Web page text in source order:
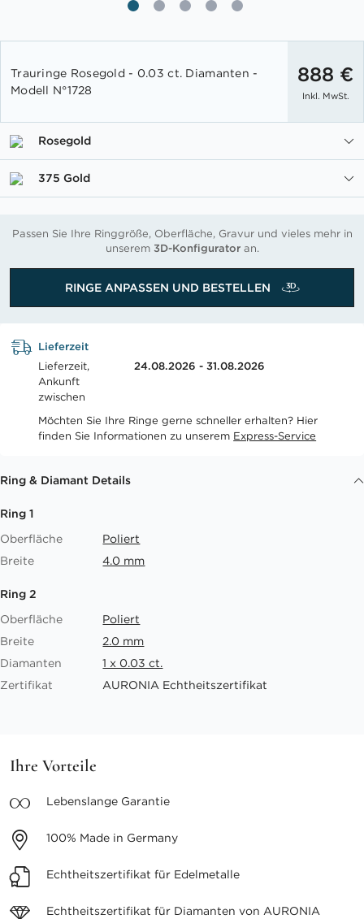
der
Bildgalerie
Trauringe Rosegold - 0.03 ct. Diamanten -
Modell N°1728
888 €
Inkl. MwSt.
Rosegold
375 Gold
Passen Sie Ihre Ringgröße, Oberfläche, Gravur und vieles mehr in
unserem 3D-Konfiguratoran.
RINGE ANPASSEN UND BESTELLEN
Lieferzeit
Lieferzeit,
Ankunft
zwischen
24.08.2026 - 31.08.2026
Möchten Sie Ihre Ringe gerne schneller erhalten? Hier
finden Sie Informationen zu unserem Express-Service
Ring & Diamant Details
Ring 1
Oberfläche
Poliert
Breite
4.0 mm
Ring 2
Oberfläche
Poliert
Breite
2.0 mm
Diamanten
1 x 0.03 ct.
Zertifikat
AURONIA Echtheitszertifikat
Ihre Vorteile
Lebenslange Garantie
100% Made in Germany
Echtheitszertifikat für Edelmetalle
Echtheitszertifikat für Diamanten von AURONIA